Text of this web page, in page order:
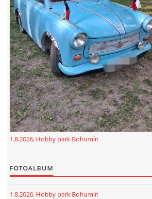
GDPR
oldfiatclub@seznam.cz |RSS
1.8.2026, Hobby park Bohumín
FOTOALBUM
1.8.2026, Hobby park Bohumín